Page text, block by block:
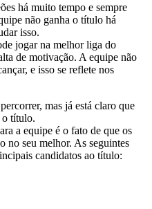
há muito tempo e sempre
não ganha o título há
isso.
jogar na melhor liga do
de motivação. A equipe não
e isso se reflete nos
mas já está claro que
o título.
a equipe é o fato de que os
no seu melhor. As seguintes
candidatos ao título: